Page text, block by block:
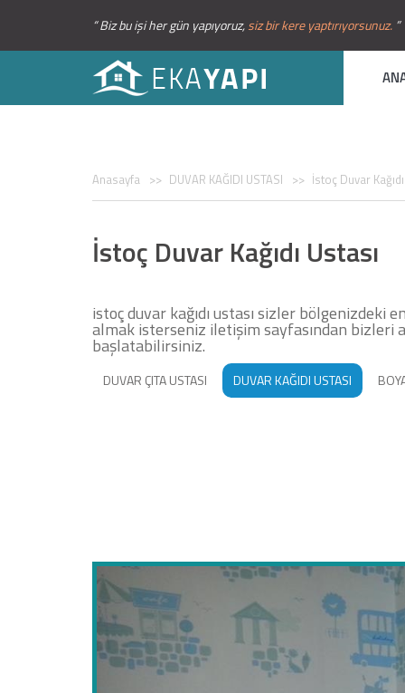
“ Biz bu işi her gün yapıyoruz,siz bir kere yaptırıyorsunuz. ”
Anasayfa DUVAR KAĞIDI USTASI İstoç Duvar
İstoç Duvar Kağıdı Ustası
istoç duvar kağıdı ustası sizler bölgenizdeki
almak isterseniz iletişim sayfasından bizleri
başlatabilirsiniz.
DUVAR ÇITA USTASI DUVAR KAĞIDI USTASI